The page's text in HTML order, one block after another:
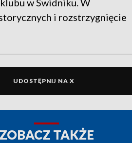
i rozstrzygnięcie
UDOSTĘPNIJ NA X
ZOBACZ TAKŻE